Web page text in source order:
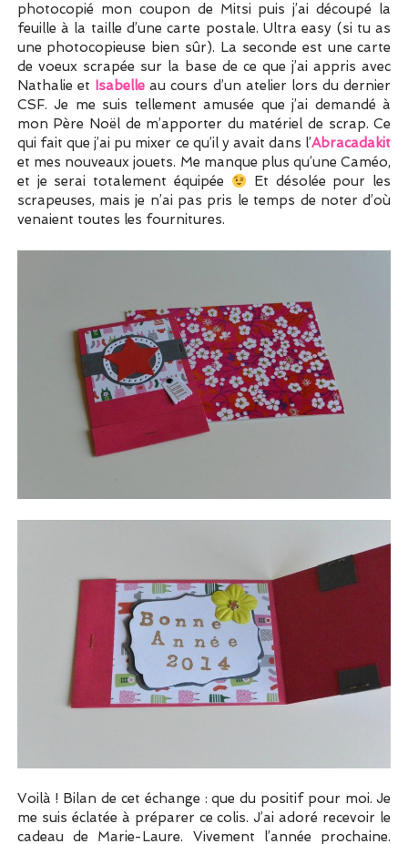
photocopié mon coupon de Mitsi puis j’ai découpé la
feuille à la taille d’une carte postale. Ultra easy (si tu as
une photocopieuse bien sûr). La seconde est une carte
de voeux scrapée sur la base de ce que j’ai appris avec
Nathalie et Isabelle au cours d’un atelier lors du dernier
CSF. Je me suis tellement amusée que j’ai demandé à
mon Père Noël de m’apporter du matériel de scrap. Ce
qui fait que j’ai pu mixer ce qu’il y avait dans l’Abracadakit
et mes nouveaux jouets. Me manque plus qu’une Caméo,
et je serai totalement équipée
Et désolée pour les
scrapeuses, mais je n’ai pas pris le temps de noter d’où
venaient toutes les fournitures.
Voilà ! Bilan de cet échange : que du positif pour moi. Je
me suis éclatée à préparer ce colis. J’ai adoré recevoir le
cadeau de Marie-Laure. Vivement l’année prochaine.